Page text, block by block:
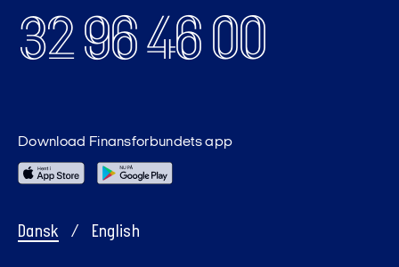
32 96 46 00
Dansk / English
Download Finansforbundets app